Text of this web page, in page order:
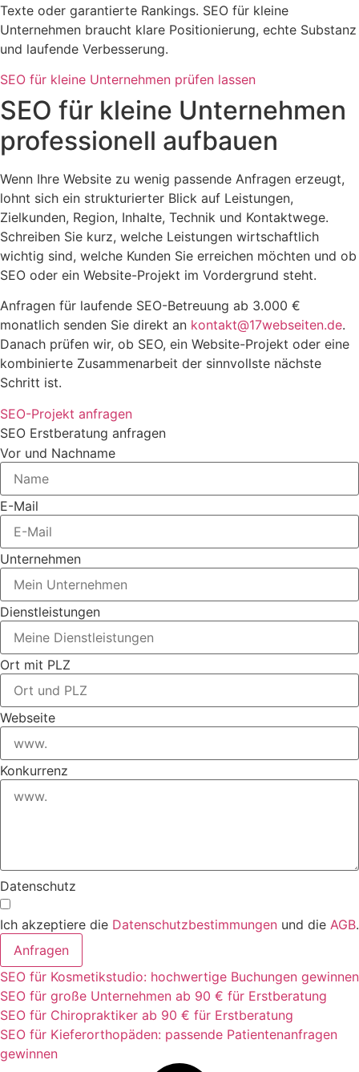
Texte oder garantierte Rankings. SEO für kleine
Unternehmen braucht klare Positionierung, echte Substanz
und laufende Verbesserung.
SEO für kleine Unternehmen prüfen lassen
SEO für kleine Unternehmen
professionell aufbauen
Wenn Ihre Website zu wenig passende Anfragen erzeugt,
lohnt sich ein strukturierter Blick auf Leistungen,
Zielkunden, Region, Inhalte, Technik und Kontaktwege.
Schreiben Sie kurz, welche Leistungen wirtschaftlich
wichtig sind, welche Kunden Sie erreichen möchten und ob
SEO oder ein Website-Projekt im Vordergrund steht.
Anfragen für laufende SEO-Betreuung ab 3.000 €
monatlich senden Sie direkt an kontakt@17webseiten.de.
Danach prüfen wir, ob SEO, ein Website-Projekt oder eine
kombinierte Zusammenarbeit der sinnvollste nächste
Schritt ist.
SEO-Projekt anfragen
SEO Erstberatung anfragen
Vor und Nachname
E-Mail
Unternehmen
Dienstleistungen
Ort mit PLZ
Webseite
Konkurrenz
Datenschutz
Ich akzeptiere die Datenschutzbestimmungen und die AGB.
Anfragen
SEO für Kosmetikstudio: hochwertige Buchungen gewinnen
SEO für große Unternehmen ab 90 € für Erstberatung
SEO für Chiropraktiker ab 90 € für Erstberatung
SEO für Kieferorthopäden: passende Patientenanfragen
gewinnen